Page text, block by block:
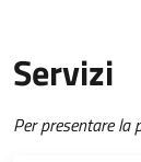
Servizi
Per presentare la